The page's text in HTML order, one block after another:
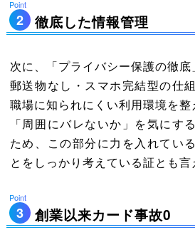
徹底した情報管理
次に、「プライバシー保護の徹底
郵送物なし・スマホ完結型の仕
職場に知られにくい利用環境を整
「周囲にバレないか」を気にす
ため、この部分に力を入れてい
とをしっかり考えている証とも言
創業以来カード事故0